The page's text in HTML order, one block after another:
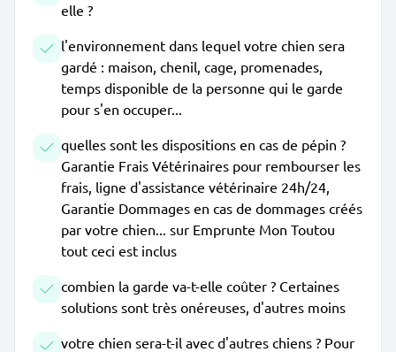
elle ?
l'environnement dans lequel votre chien sera
gardé : maison, chenil, cage, promenades,
temps disponible de la personne qui le garde
pour s'en occuper...
quelles sont les dispositions en cas de pépin ?
Garantie Frais Vétérinaires pour rembourser les
frais, ligne d'assistance vétérinaire 24h/24,
Garantie Dommages en cas de dommages créés
par votre chien... sur Emprunte Mon Toutou
tout ceci est inclus
combien la garde va-t-elle coûter ? Certaines
solutions sont très onéreuses, d'autres moins
votre chien sera-t-il avec d'autres chiens ? Pour